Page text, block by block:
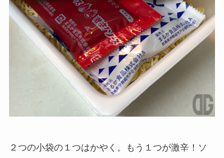
２つの小袋の１つはかやく。もう１つが激辛！ソ